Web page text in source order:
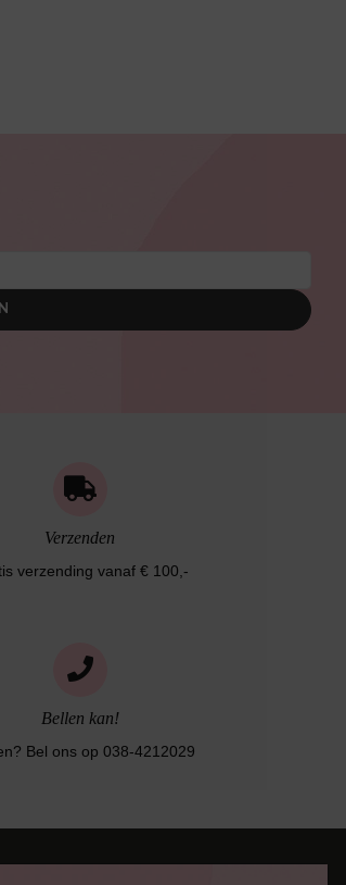
Verzenden
verzending vanaf € 100,-
Bellen kan!
Bel ons op 038-4212029